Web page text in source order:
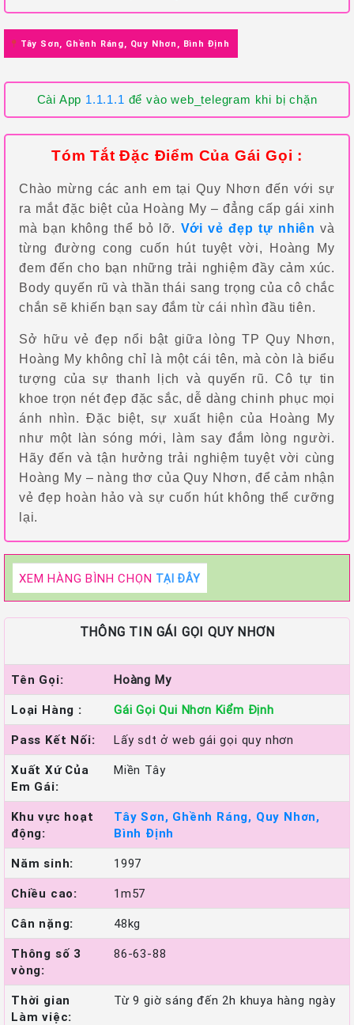
Tây Sơn, Ghềnh Ráng, Quy Nhơn, Bình Định
Cài App 1.1.1.1 để vào web_telegram khi bị chặn
Tóm Tắt Đặc Điểm Của Gái Gọi :
Chào mừng các anh em tại Quy Nhơn đến với sự
ra mắt đặc biệt của Hoàng My – đẳng cấp gái xinh
mà bạn không thể bỏ lỡ. Với vẻ đẹp tự nhiên và
từng đường cong cuốn hút tuyệt vời, Hoàng My
đem đến cho bạn những trải nghiệm đầy cảm xúc.
Body quyến rũ và thần thái sang trọng của cô chắc
chắn sẽ khiến bạn say đắm từ cái nhìn đầu tiên.
Sở hữu vẻ đẹp nổi bật giữa lòng TP Quy Nhơn,
Hoàng My không chỉ là một cái tên, mà còn là biểu
tượng của sự thanh lịch và quyến rũ. Cô tự tin
khoe trọn nét đẹp đặc sắc, dễ dàng chinh phục mọi
ánh nhìn. Đặc biệt, sự xuất hiện của Hoàng My
như một làn sóng mới, làm say đắm lòng người.
Hãy đến và tận hưởng trải nghiệm tuyệt vời cùng
Hoàng My – nàng thơ của Quy Nhơn, để cảm nhận
vẻ đẹp hoàn hảo và sự cuốn hút không thể cưỡng
lại.
XEM HÀNG BÌNH CHỌN TẠI ĐÂY
THÔNG TIN GÁI GỌI QUY NHƠN
Tên Gọi:
Hoàng My
Loại Hàng :
Gái Gọi Qui Nhơn Kiểm Định
Pass Kết Nối:
Lấy sdt ở web gái gọi quy nhơn
Xuất Xứ Của
Em Gái:
Miền Tây
Khu vực hoạt
động:
Tây Sơn, Ghềnh Ráng, Quy Nhơn,
Bình Định
Năm sinh:
1997
Chiều cao:
1m57
Cân nặng:
48kg
Thông số 3
vòng:
86-63-88
Thời gian
Làm việc:
Từ 9 giờ sáng đến 2h khuya hàng ngày